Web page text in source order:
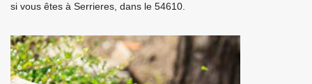
si vous êtes à Serrieres, dans le 54610.